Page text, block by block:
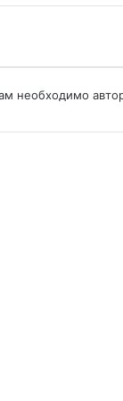
необходимо